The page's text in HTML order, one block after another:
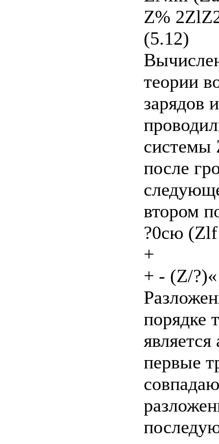
Z%
(5.12)
теории
зарядов
системы
после
втором
?0сю
+
+ - (Z/
порядке
первые